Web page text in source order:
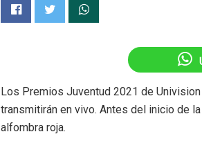
Los Premios Juventud 2021 de
transmitirán en vivo. Antes del inicio de
alfombra roja.